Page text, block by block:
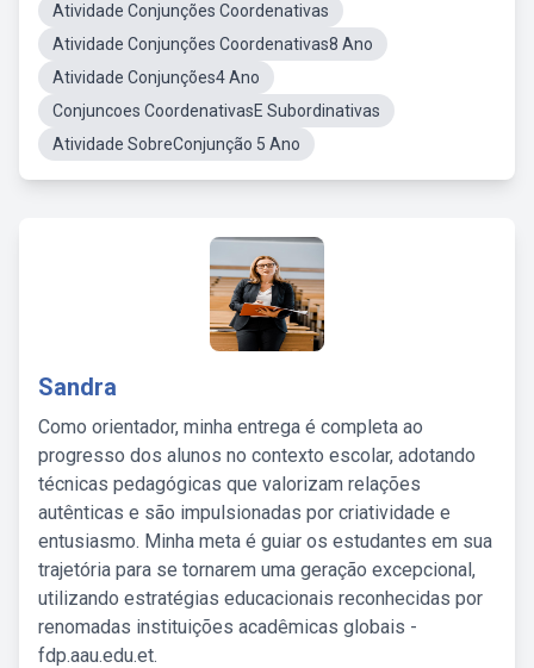
Atividade Conjunções Coordenativas
Atividade Conjunções Coordenativas8 Ano
Atividade Conjunções4 Ano
Conjuncoes CoordenativasE Subordinativas
Atividade SobreConjunção 5 Ano
Sandra
Como orientador, minha entrega é completa ao
progresso dos alunos no contexto escolar, adotando
técnicas pedagógicas que valorizam relações
autênticas e são impulsionadas por criatividade e
entusiasmo. Minha meta é guiar os estudantes em sua
trajetória para se tornarem uma geração excepcional,
utilizando estratégias educacionais reconhecidas por
renomadas instituições acadêmicas globais -
fdp.aau.edu.et.